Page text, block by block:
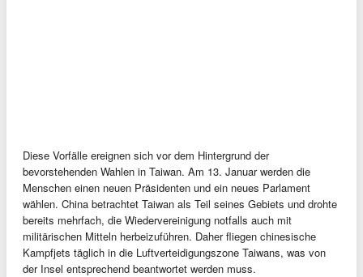
Diese Vorfälle ereignen sich vor dem Hintergrund der
bevorstehenden Wahlen in Taiwan. Am 13. Januar werden die
Menschen einen neuen Präsidenten und ein neues Parlament
wählen. China betrachtet Taiwan als Teil seines Gebiets und drohte
bereits mehrfach, die Wiedervereinigung notfalls auch mit
militärischen Mitteln herbeizuführen. Daher fliegen chinesische
Kampfjets täglich in die Luftverteidigungszone Taiwans, was von
der Insel entsprechend beantwortet werden muss.